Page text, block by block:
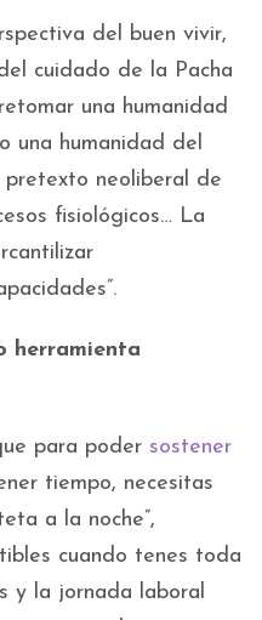
del buen vivir,
cuidado de la Pacha
una humanidad
una humanidad del
neoliberal de
fisiológicos… La
herramienta
para poder sostener
tiempo, necesitas
a la noche”,
cuando tenes toda
y la jornada laboral